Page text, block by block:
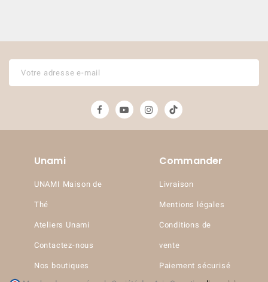
Unami
UNAMI Maison de
Thé
Ateliers Unami
Contactez-nous
Nos boutiques
Commander
Livraison
Mentions légales
Conditions de
vente
Paiement sécurisé